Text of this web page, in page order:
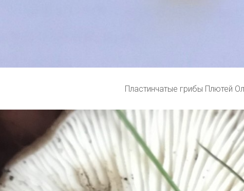
Пластинчатые грибы Плютей